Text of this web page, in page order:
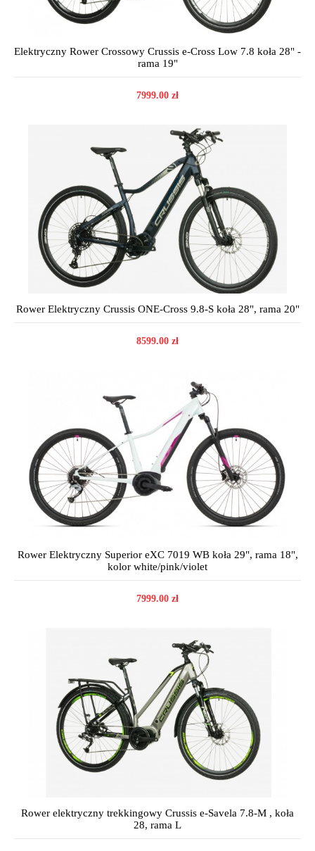
Elektryczny Rower Crossowy Crussis e-Cross Low 7.8 koła 28" -
rama 19"
7999.00 zł
Rower Elektryczny Crussis ONE-Cross 9.8-S koła 28", rama 20"
8599.00 zł
Rower Elektryczny Superior eXC 7019 WB koła 29", rama 18",
kolor white/pink/violet
7999.00 zł
Rower elektryczny trekkingowy Crussis e-Savela 7.8-M , koła
28, rama L